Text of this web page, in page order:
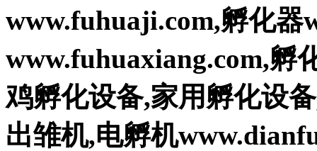
www.fuhuaji.com,孵化器
www.fuhuaxiang.com,孵
鸡孵化设备,家用孵化设
出雏机,电孵机